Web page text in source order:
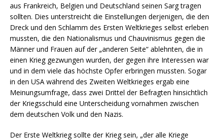
aus Frankreich, Belgien und Deutschland seinen Sarg tragen
sollten. Dies unterstreicht die Einstellungen derjenigen, die den
Dreck und den Schlamm des Ersten Weltkrieges selbst erleben
mussten, die den Nationalismus und Chauvinismus gegen die
Männer und Frauen auf der „anderen Seite“ ablehnten, die in
einen Krieg gezwungen wurden, der gegen ihre Interessen war
und in dem viele das höchste Opfer erbringen mussten. Sogar
in den USA während des Zweiten Weltkrieges ergab eine
Meinungsumfrage, dass zwei Drittel der Befragten hinsichtlich
der Kriegsschuld eine Unterscheidung vornahmen zwischen
dem deutschen Volk und den Nazis.
Der Erste Weltkrieg sollte der Krieg sein, „der alle Kriege